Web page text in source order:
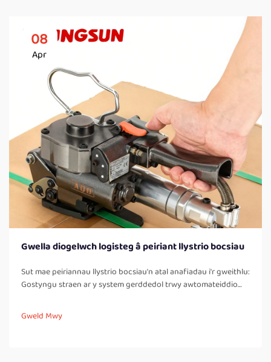
08
Apr
Gwella diogelwch logisteg â peiriant llystrio bocsiau
Sut mae peiriannau llystrio bocsiau'n atal anafiadau i'r gweithlu:
Gostyngu straen ar y system gerddedol trwy awtomateiddio
llaw yn gyson trwy'r dydd, maen nhw'n rhaid iddynt gwarrau
lawr yn aml, troi eu corffau, ac yn...
Gweld Mwy